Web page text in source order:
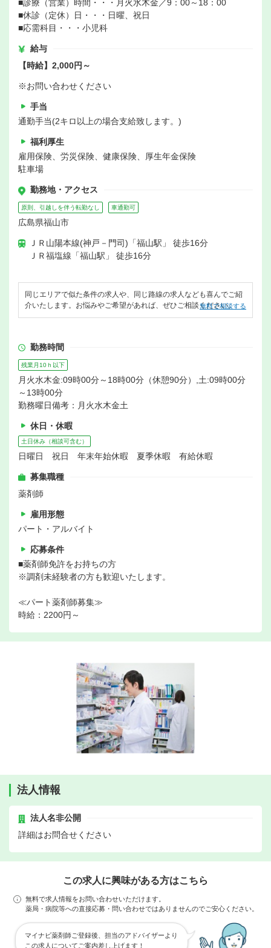
■診療（営業）時間・・・月火水木金／9：00～18：00
■休診（定休）日・・・日曜、祝日
■応需科目・・・小児科
給与
【時給】2,000円～
※お問い合わせください
手当
通勤手当(2キロ以上の場合支給致します。)
福利厚生
雇用保険、労災保険、健康保険、厚生年金保険
駐車場
勤務地・アクセス
原則、引越しを伴う転勤なし 車通勤可
広島県福山市
ＪＲ山陽本線(神戸－門司)「福山駅」 徒歩16分
ＪＲ福塩線「福山駅」 徒歩16分
同じエリアで似た条件の求人や、同じ路線の求人なども喜んでご紹
介いたします。お悩みやご希望があれば、ぜひご相談ください。
無料で相談する
勤務時間
残業月10ｈ以下
月火水木金:09時00分～18時00分（休憩90分）,土:09時00分
～13時00分
勤務曜日備考：月火水木金土
休日・休暇
土日休み（相談可含む）
日曜日 祝日 年末年始休暇 夏季休暇 有給休暇
募集職種
薬剤師
雇用形態
パート・アルバイト
応募条件
■薬剤師免許をお持ちの方
※調剤未経験者の方も歓迎いたします。
≪パート薬剤師募集≫
時給：2200円～
法人情報
法人名非公開
詳細はお問合せください
この求人に興味がある方はこちら
無料で求人情報をお問い合わせいただけます。
薬局・病院等への直接応募・問い合わせではありませんのでご安心ください。
マイナビ薬剤師ご登録後、担当のアドバイザーより
この求人についてご案内差し上げます！